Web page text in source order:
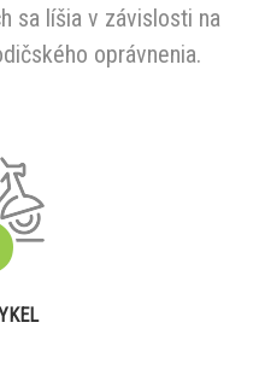
sa líšia v závislosti na
oprávnenia.